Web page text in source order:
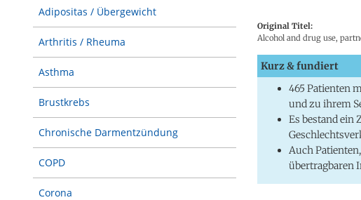
Adipositas / Übergewicht
Arthritis / Rheuma
Asthma
Brustkrebs
Chronische Darmentzündung
COPD
Corona
Original Titel:
Alcohol and drug use,
Kurz & fundiert
465 Patienten
und zu ihrem
Es bestand
Auch
übertragbaren